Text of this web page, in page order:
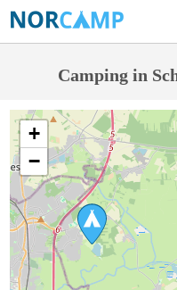
Camping in
+
−